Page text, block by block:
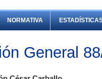
NORMATIVA
General